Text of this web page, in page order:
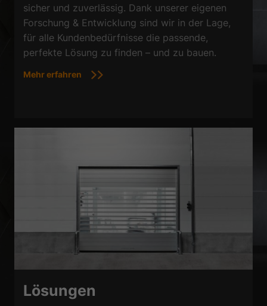
sicher und zuverlässig. Dank unserer eigenen
Forschung & Entwicklung sind wir in der Lage,
für alle Kundenbedürfnisse die passende,
perfekte Lösung zu finden – und zu bauen.
Mehr erfahren
Lösungen